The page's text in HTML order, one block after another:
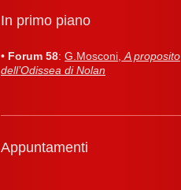
In primo piano
• Forum 58: G.Mosconi, A proposito
dell’Odissea di Nolan
Appuntamenti